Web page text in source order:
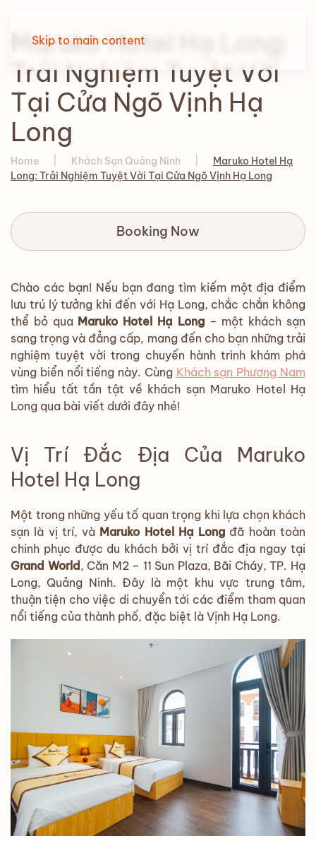
Skip to main content
Maruko Hotel Hạ Long:
Trải Nghiệm Tuyệt Vời
Tại Cửa Ngõ Vịnh Hạ
Long
Home Khách Sạn Quảng Ninh
Maruko Hotel Hạ
Long: Trải Nghiệm Tuyệt Vời Tại Cửa Ngõ Vịnh Hạ Long
Booking Now
Chào các bạn! Nếu bạn đang tìm kiếm một địa điểm
lưu trú lý tưởng khi đến với Hạ Long, chắc chắn không
thể bỏ qua Maruko Hotel Hạ Long– một khách sạn
sang trọng và đẳng cấp, mang đến cho bạn những trải
nghiệm tuyệt vời trong chuyến hành trình khám phá
vùng biển nổi tiếng này. Cùng Khách sạn Phương Nam
tìm hiểu tất tần tật về khách sạn Maruko Hotel Hạ
Long qua bài viết dưới đây nhé!
Vị Trí Đắc Địa Của Maruko
Hotel Hạ Long
Một trong những yếu tố quan trọng khi lựa chọn khách
sạn là vị trí, và Maruko Hotel Hạ Long đã hoàn toàn
chinh phục được du khách bởi vị trí đắc địa ngay tại
Grand World , Căn M2 – 11 Sun Plaza, Bãi Cháy, TP. Hạ
Long, Quảng Ninh. Đây là một khu vực trung tâm,
thuận tiện cho việc di chuyển tới các điểm tham quan
nổi tiếng của thành phố, đặc biệt là Vịnh Hạ Long.